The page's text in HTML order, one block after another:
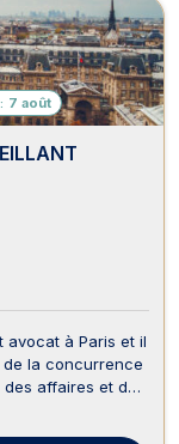
7 août
avocat à Paris et il
la concurrence
des affaires et de
des